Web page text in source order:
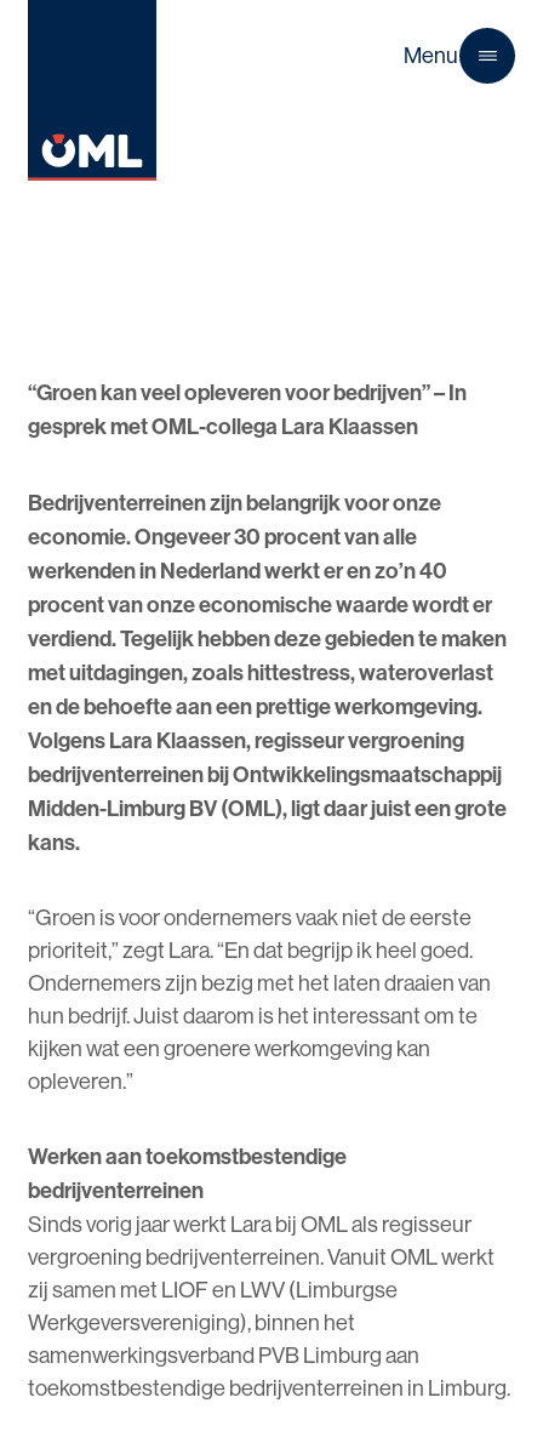
Menu
“Groen kan veel opleveren voor bedrijven” – In
gesprek met OML-collega Lara Klaassen
Bedrijventerreinen zijn belangrijk voor onze
economie. Ongeveer 30 procent van alle
werkenden in Nederland werkt er en zo’n 40
procent van onze economische waarde wordt er
verdiend. Tegelijk hebben deze gebieden te maken
met uitdagingen, zoals hittestress, wateroverlast
en de behoefte aan een prettige werkomgeving.
Volgens Lara Klaassen, regisseur vergroening
bedrijventerreinen bij Ontwikkelingsmaatschappij
Midden-Limburg BV (OML), ligt daar juist een grote
kans.
“Groen is voor ondernemers vaak niet de eerste
prioriteit,” zegt Lara. “En dat begrijp ik heel goed.
Ondernemers zijn bezig met het laten draaien van
hun bedrijf. Juist daarom is het interessant om te
kijken wat een groenere werkomgeving kan
opleveren.”
Werken aan toekomstbestendige
bedrijventerreinen
Sinds vorig jaar werkt Lara bij OML als regisseur
vergroening bedrijventerreinen. Vanuit OML werkt
zij samen met LIOF en LWV (Limburgse
Werkgeversvereniging), binnen het
samenwerkingsverband PVB Limburg aan
toekomstbestendige bedrijventerreinen in Limburg.